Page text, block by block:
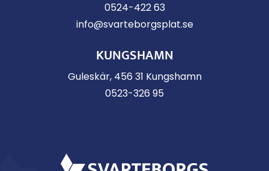
0524-422 63
info@svarteborgsplat.se
KUNGSHAMN
Guleskär, 456 31 Kungshamn
0523-326 95